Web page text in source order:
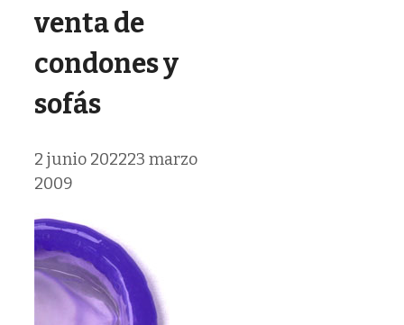
venta de
condones y
sofás
2 junio 202223 marzo
2009